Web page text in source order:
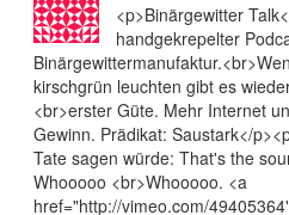
<p>Binärgewitter
handgekrepelter
kirschgrün leuchten gibt es
<br>erster Güte. Mehr Internet
Gewinn. Prädikat: Saustark</
Tate sagen würde: That's the
Whooooo <br>Whooooo. <a
href="http://vimeo.com/